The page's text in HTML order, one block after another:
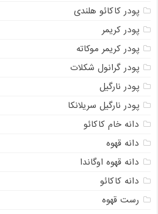
پودر کاکائو هلندی
پودر کریمر
پودر کریمر موکاته
پودر گرانول شکلات
پودر نارگیل
پودر نارگیل سریلانکا
دانه خام کاکائو
دانه قهوه
دانه قهوه اوگاندا
دانه کاکائو
رست قهوه